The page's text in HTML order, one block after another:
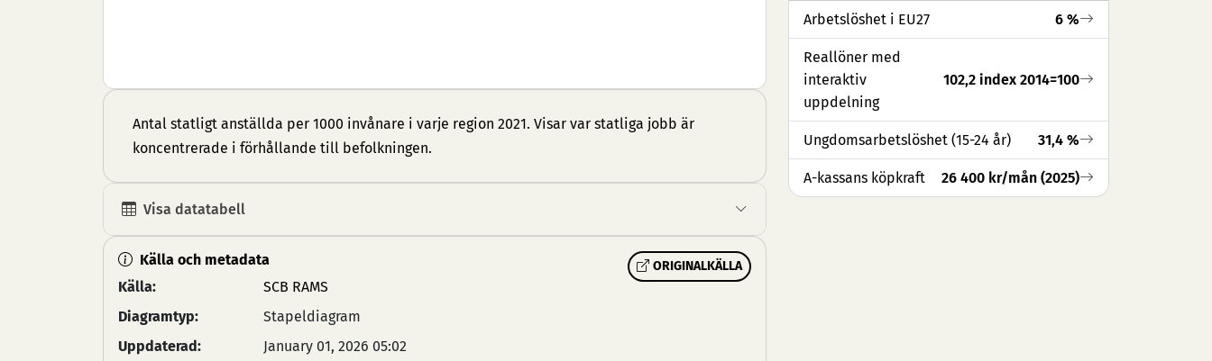
Antal statligt anställda per 1000 invånare i varje region 2021. Visar var statliga jobb är
koncentrerade i förhållande till befolkningen.
Visa datatabell
Källa och metadata
Källa:
SCB RAMS
Diagramtyp:
Stapeldiagram
Uppdaterad:
January 01, 2026 05:02
ORIGINALKÄLLA
Arbetslöshet i EU27 6 %
Reallöner med
interaktiv
uppdelning
102,2 index 2014=100
Ungdomsarbetslöshet (15-24 år) 31,4 %
A-kassans köpkraft 26 400 kr/mån (2025)